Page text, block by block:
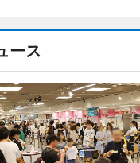
ース